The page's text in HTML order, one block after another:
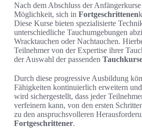
Nach dem Abschluss der
Möglichkeit, sich in Fortgeschrittenen
Diese Kurse bieten spezialisierte
unterschiedliche Tauchumgebungen
Wracktauchen oder Nachtauchen.
Teilnehmer von der Expertise ihrer
der Auswahl der passenden
Durch diese progressive Ausbildung
Fähigkeiten kontinuierlich erweitern
wird sichergestellt, dass jeder
verfeinern kann, von den ersten
zu den anspruchsvolleren
Fortgeschrittener.